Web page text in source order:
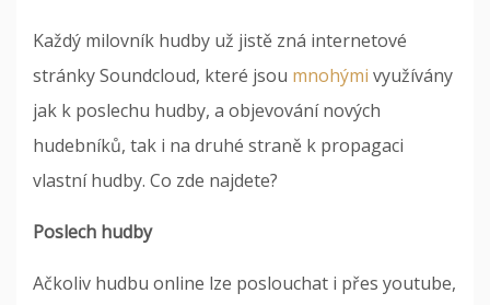
Každý milovník hudby už jistě zná internetové
stránky Soundcloud, které jsou mnohými využívány
jak k poslechu hudby, a objevování nových
hudebníků, tak i na druhé straně k propagaci
vlastní hudby. Co zde najdete?
Poslech hudby
Ačkoliv hudbu online lze poslouchat i přes youtube,